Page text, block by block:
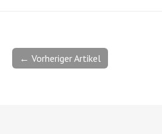
← Vorheriger Artikel